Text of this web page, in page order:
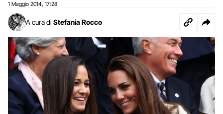
1 Maggio 2014 17:28
A cura di Stefania Rocco